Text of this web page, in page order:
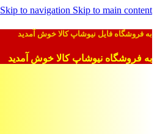
Skip to navigation Skip to main content
به فروشگاه فایل نیوشاپ کالا خوش آمدید
به فروشگاه نیوشاپ کالا خوش آمدید